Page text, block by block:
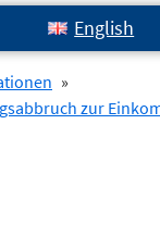
English
»
zur